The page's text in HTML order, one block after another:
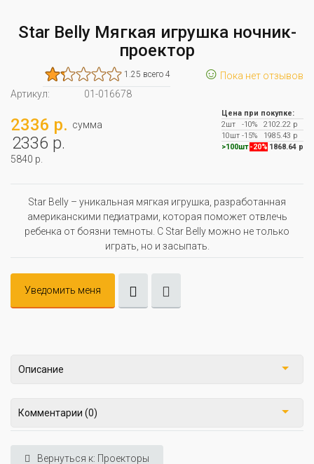
Star Belly Мягкая игрушка ночник-
проектор
1.25 всего 4 ☺ Пока нет отзывов
Артикул:
01-016678
2336 р. сумма
2336 р.
5840 р.
Цена при покупке:
2шт
-10%
2102.22 р
10шт -15%
1985.43 р
>100шт -20% 1868.64 р
Star Belly – уникальная мягкая игрушка, разработанная
американскими педиатрами, которая поможет отвлечь
ребенка от боязни темноты. С Star Belly можно не только
играть, но и засыпать.
Уведомить меня
Описание
Комментарии (0)
Вернуться к: Проекторы